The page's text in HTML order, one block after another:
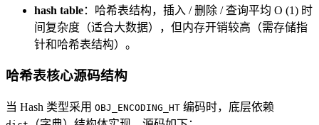
hash table：哈希表结构，插入 / 删除 / 查询平均 O (1) 时
间复杂度（适合大数据），但内存开销较高（需存储指
针和哈希表结构）。
哈希表核心源码结构
当 Hash 类型采用 OBJ_ENCODING_HT 编码时，底层依赖